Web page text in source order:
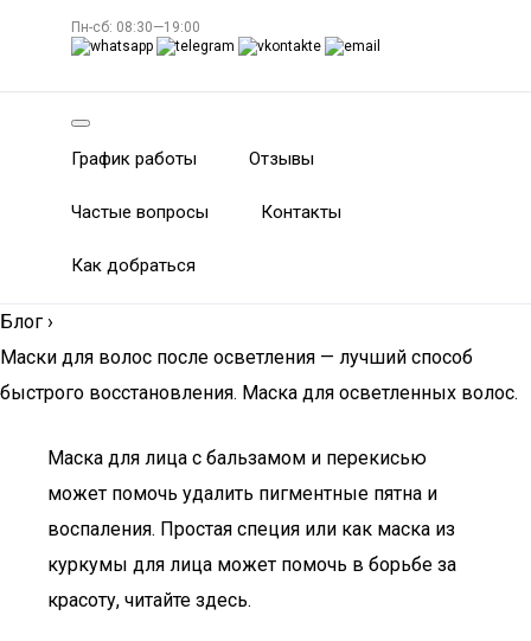
Пн-сб: 08:30—19:00
График работы Отзывы
Частые вопросы Контакты
Как добраться
Блог ›
Маски для волос после осветления — лучший способ
быстрого восстановления. Маска для осветленных волос.
Маска для лица с бальзамом и перекисью
может помочь удалить пигментные пятна и
воспаления. Простая специя или как маска из
куркумы для лица может помочь в борьбе за
красоту, читайте здесь.